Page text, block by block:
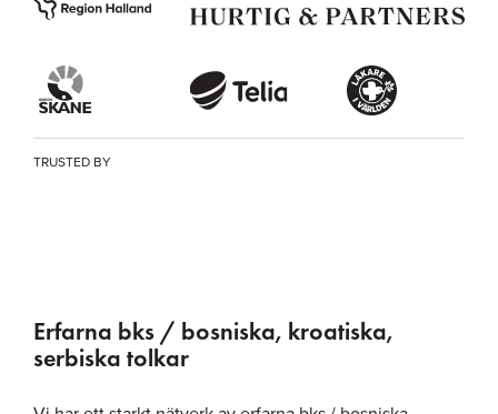
TRUSTED BY
Erfarna bks / bosniska, kroatiska,
serbiska tolkar